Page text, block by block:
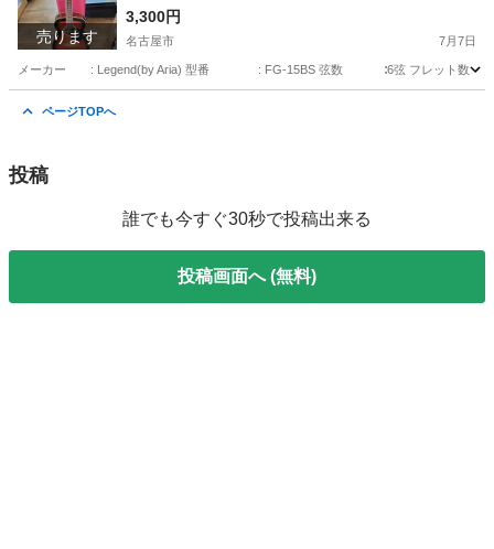
売ります
3,300円
名古屋市 7月7日
メーカー : Legend(by Aria) 型番 : FG-15BS 弦数 ∶6弦 フレット数 ：20フレ
ページTOPへ
投稿
誰でも今すぐ30秒で投稿出来る
投稿画面へ (無料)